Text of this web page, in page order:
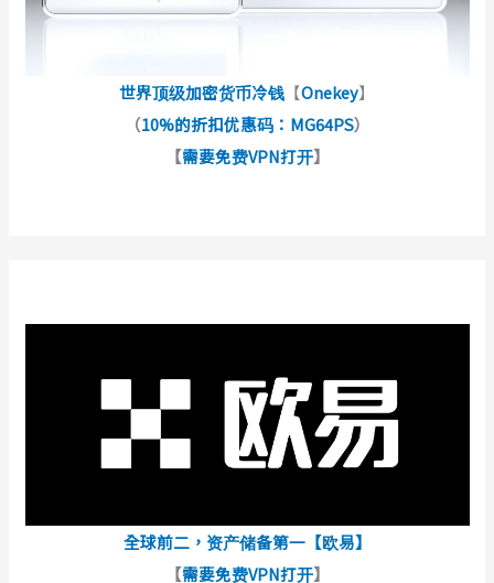
世界顶级加密货币冷钱 【Onekey】
（10%的折扣优惠码：MG64PS）
【需要免费VPN打开】
全球前二，资产储备第一【欧易】
【需要免费VPN打开】